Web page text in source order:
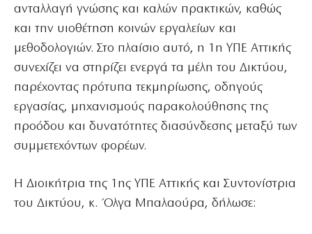
ανταλλαγή γνώσης και καλών πρακτικών, καθώς
και την υιοθέτηση κοινών εργαλείων και
μεθοδολογιών. Στο πλαίσιο αυτό, η 1η ΥΠΕ Αττικής
συνεχίζει να στηρίζει ενεργά τα μέλη του Δικτύου,
παρέχοντας πρότυπα τεκμηρίωσης, οδηγούς
εργασίας, μηχανισμούς παρακολούθησης της
προόδου και δυνατότητες διασύνδεσης μεταξύ των
συμμετεχόντων φορέων.
Η Διοικήτρια της 1ης ΥΠΕ Αττικής και Συντονίστρια
του Δικτύου, κ. Όλγα Μπαλαούρα, δήλωσε: